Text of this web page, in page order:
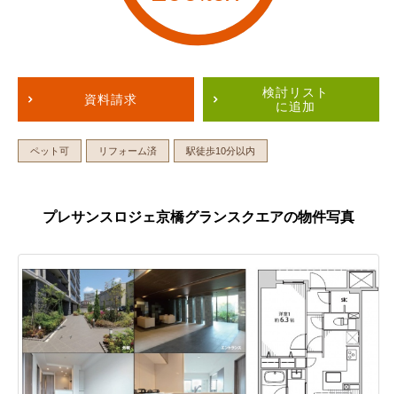
資料請求
検討リスト
に追加
ペット可 リフォーム済 駅徒歩10分以内
プレサンスロジェ京橋グランスクエアの物件写真